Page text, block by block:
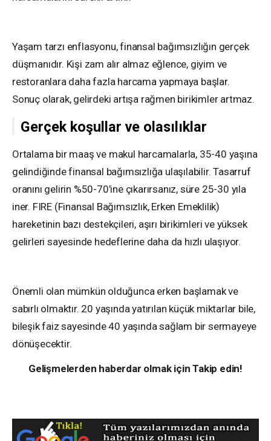
Yaşam tarzı enflasyonu, finansal bağımsızlığın gerçek
düşmanıdır. Kişi zam alır almaz eğlence, giyim ve
restoranlara daha fazla harcama yapmaya başlar.
Sonuç olarak, gelirdeki artışa rağmen birikimler artmaz.
Gerçek koşullar ve olasılıklar
Ortalama bir maaş ve makul harcamalarla, 35-40 yaşına
gelindiğinde finansal bağımsızlığa ulaşılabilir. Tasarruf
oranını gelirin %50-70’ine çıkarırsanız, süre 25-30 yıla
iner. FIRE (Finansal Bağımsızlık, Erken Emeklilik)
hareketinin bazı destekçileri, aşırı birikimleri ve yüksek
gelirleri sayesinde hedeflerine daha da hızlı ulaşıyor.
Önemli olan mümkün olduğunca erken başlamak ve
sabırlı olmaktır. 20 yaşında yatırılan küçük miktarlar bile,
bileşik faiz sayesinde 40 yaşında sağlam bir sermayeye
dönüşecektir.
Gelişmelerden haberdar olmak için Takip edin!